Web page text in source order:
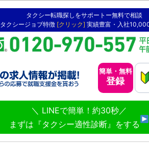
タクシー転職探しをサポートー無料で相談
タクシージョブ特徴 [クリック] 実績豊富・入社
簡単・無料
登録
＼ LINEで簡単！約30秒／
まずは『タクシー適性診断』をする